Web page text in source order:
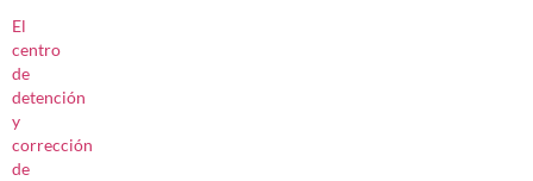
El
centro
de
detención
y
corrección
de